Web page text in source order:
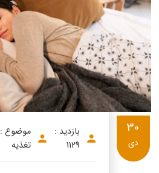
بازدید :
1129
موضوع :
تغذیه
30
دی